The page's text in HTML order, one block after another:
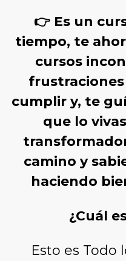
👉 Es un
tiempo, te
cursos
cumplir y, te
que lo
camino y
haciendo
¿Cuál
Esto es Todo